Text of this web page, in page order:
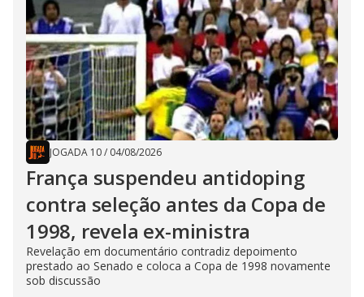
JOGADA 10/ 04/08/2026
França suspendeu antidoping
contra seleção antes da Copa de
1998, revela ex-ministra
Revelação em documentário contradiz depoimento
prestado ao Senado e coloca a Copa de 1998 novamente
sob discussão